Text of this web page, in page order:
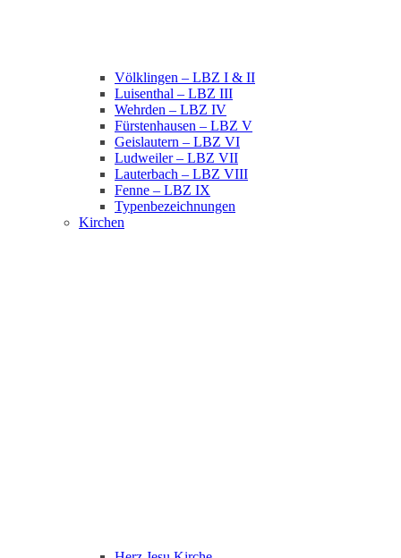
Völklingen – LBZ I & II
Luisenthal – LBZ III
Wehrden – LBZ IV
Fürstenhausen – LBZ V
Geislautern – LBZ VI
Ludweiler – LBZ VII
Lauterbach – LBZ VIII
Fenne – LBZ IX
Typenbezeichnungen
Kirchen